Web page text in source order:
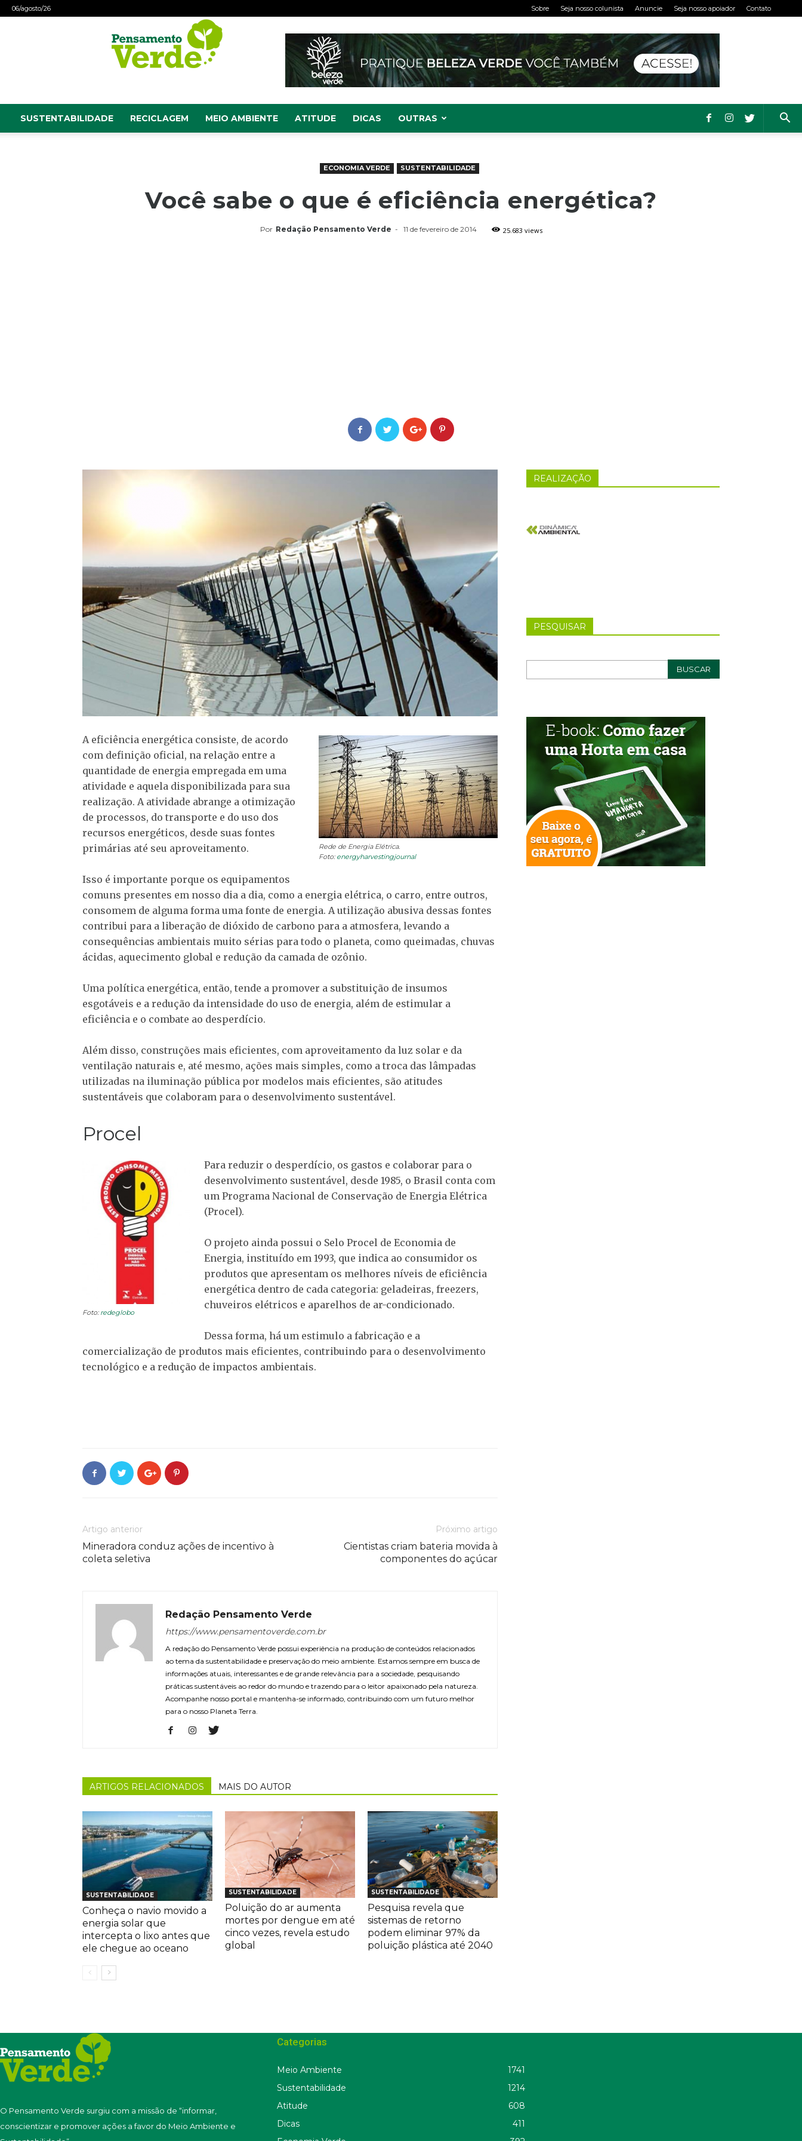
06/agosto/26 Sobre Seja nosso colunista Anuncie Seja nosso apoiador Contato
SUSTENTABILIDADE RECICLAGEM MEIO AMBIENTE ATITUDE DICAS OUTRAS
ECONOMIA VERDE SUSTENTABILIDADE
Você sabe o que é eficiência energética?
Por Redação Pensamento Verde - 11 de fevereiro de 2014 25.683 views
Rede de Energia Elétrica.
Foto: energyharvestingjournal
A eficiência energética consiste, de acordo
com definição oficial, na relação entre a
quantidade de energia empregada em uma
atividade e aquela disponibilizada para sua
realização. A atividade abrange a otimização
de processos, do transporte e do uso dos
recursos energéticos, desde suas fontes
primárias até seu aproveitamento.
Isso é importante porque os equipamentos
comuns presentes em nosso dia a dia, como a energia elétrica, o carro, entre outros,
consomem de alguma forma uma fonte de energia. A utilização abusiva dessas fontes
contribui para a liberação de dióxido de carbono para a atmosfera, levando a
consequências ambientais muito sérias para todo o planeta, como queimadas, chuvas
ácidas, aquecimento global e redução da camada de ozônio.
Uma política energética, então, tende a promover a substituição de insumos
esgotáveis e a redução da intensidade do uso de energia, além de estimular a
eficiência e o combate ao desperdício.
Além disso, construções mais eficientes, com aproveitamento da luz solar e da
ventilação naturais e, até mesmo, ações mais simples, como a troca das lâmpadas
utilizadas na iluminação pública por modelos mais eficientes, são atitudes
sustentáveis que colaboram para o desenvolvimento sustentável.
Procel
Foto: redeglobo
Para reduzir o desperdício, os gastos e colaborar para o
desenvolvimento sustentável, desde 1985, o Brasil conta com
um Programa Nacional de Conservação de Energia Elétrica
(Procel).
O projeto ainda possui o Selo Procel de Economia de
Energia, instituído em 1993, que indica ao consumidor os
produtos que apresentam os melhores níveis de eficiência
energética dentro de cada categoria: geladeiras, freezers,
chuveiros elétricos e aparelhos de ar-condicionado.
Dessa forma, há um estimulo a fabricação e a
comercialização de produtos mais eficientes, contribuindo para o desenvolvimento
tecnológico e a redução de impactos ambientais.
Artigo anterior
Mineradora conduz ações de incentivo à
coleta seletiva
Próximo artigo
Cientistas criam bateria movida à
componentes do açúcar
Redação Pensamento Verde
https://www.pensamentoverde.com.br
A redação do Pensamento Verde possui experiência na produção de conteúdos relacionados
ao tema da sustentabilidade e preservação do meio ambiente. Estamos sempre em busca de
informações atuais, interessantes e de grande relevância para a sociedade, pesquisando
práticas sustentáveis ao redor do mundo e trazendo para o leitor apaixonado pela natureza.
Acompanhe nosso portal e mantenha-se informado, contribuindo com um futuro melhor
para o nosso Planeta Terra.
ARTIGOS RELACIONADOS MAIS DO AUTOR
SUSTENTABILIDADE
Conheça o navio movido a
energia solar que
intercepta o lixo antes que
ele chegue ao oceano
SUSTENTABILIDADE
Poluição do ar aumenta
mortes por dengue em até
cinco vezes, revela estudo
global
SUSTENTABILIDADE
Pesquisa revela que
sistemas de retorno
podem eliminar 97% da
poluição plástica até 2040
REALIZAÇÃO
PESQUISAR
O Pensamento Verde surgiu com a missão de “informar,
conscientizar e promover ações a favor do Meio Ambiente e
Categorias
Meio Ambiente
1741
Sustentabilidade
1214
Atitude
608
Dicas
411